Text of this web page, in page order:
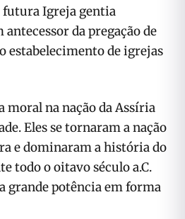
Igreja gentia
da pregação de
estabelecimento de igrejas
moral na nação da Assíria
Eles se tornaram a nação
e dominaram a história do
todo o oitavo século a.C.
grande potência em forma